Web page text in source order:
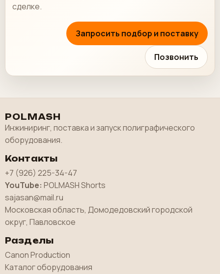
сделке.
Запросить подбор и поставку
Позвонить
POLMASH
Инжиниринг, поставка и запуск полиграфического
оборудования.
Контакты
+7 (926) 225-34-47
YouTube: POLMASH Shorts
sajasan@mail.ru
Московская область, Домодедовский городской
округ, Павловское
Разделы
Canon Production
Каталог оборудования